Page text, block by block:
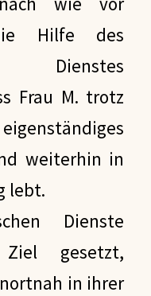
Hilfe des
Dienstes
Frau M. trotz
weiterhin in
lebt.
Dienste
gesetzt,
in ihrer